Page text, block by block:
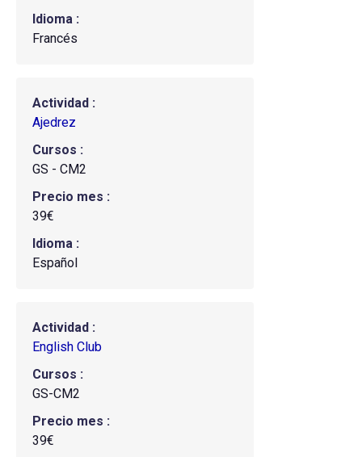
Idioma
Francés
Actividad
Ajedrez
Cursos
GS - CM2
Precio mes
39€
Idioma
Español
Actividad
English Club
Cursos
GS-CM2
Precio mes
39€